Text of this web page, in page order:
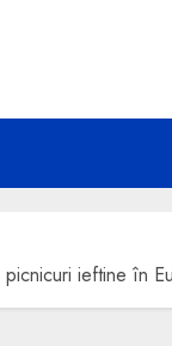
ieftine în